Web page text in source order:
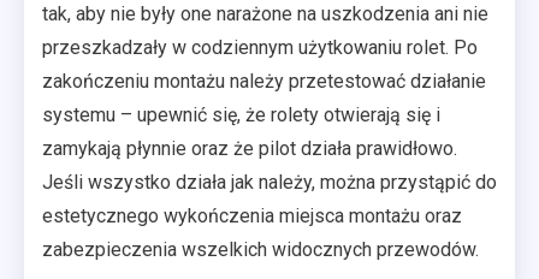
tak, aby nie były one narażone na uszkodzenia ani nie
przeszkadzały w codziennym użytkowaniu rolet. Po
zakończeniu montażu należy przetestować działanie
systemu – upewnić się, że rolety otwierają się i
zamykają płynnie oraz że pilot działa prawidłowo.
Jeśli wszystko działa jak należy, można przystąpić do
estetycznego wykończenia miejsca montażu oraz
zabezpieczenia wszelkich widocznych przewodów.